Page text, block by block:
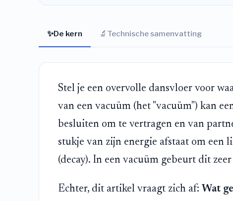
✨De kern 🔬 Technische samenvatting
Stel je een overvolle dansvloer voor
van een vacuüm (het "vacuüm") kan
besluiten om te vertragen en van
stukje van zijn energie afstaat om een
(decay). In een vacuüm gebeurt dit
Echter, dit artikel vraagt zich af: Wat